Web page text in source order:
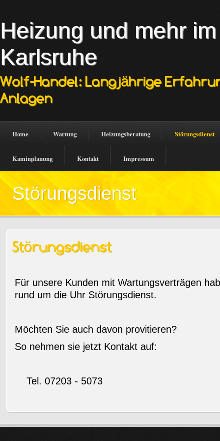
Heizung und mehr
Karlsruhe
Wolf-Handel: Langjährige
Anlagen
Home Wartung Heizungsberatung Störungsdienst
Kaminplanung Kontakt Impressum
Störungsdienst
Störungsdienst
Für unsere Kunden mit Wartungsverträgen
rund um die Uhr Störungsdienst.
Möchten Sie auch davon provitieren?
So nehmen sie jetzt Kontakt auf:
Tel. 07203 - 5073